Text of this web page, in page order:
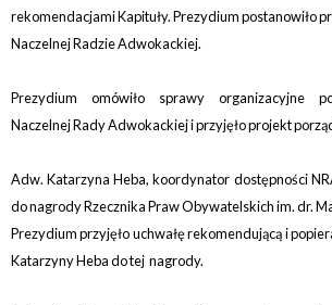
rekomendacjami Kapituły. Prezydium postanowiło
Naczelnej Radzie Adwokackiej.
Prezydium omówiło sprawy organizacyjne
Naczelnej Rady Adwokackiej i przyjęło projekt
Adw. Katarzyna Heba, koordynator dostępności
do nagrody Rzecznika Praw Obywatelskich im. dr.
Prezydium przyjęło uchwałę rekomendującą i
Katarzyny Heba do tej nagrody.